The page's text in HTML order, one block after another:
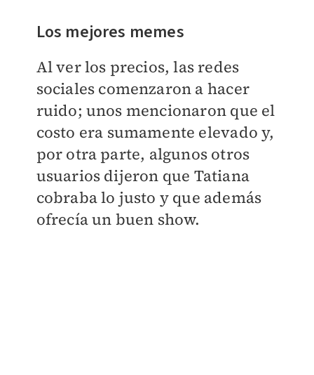
Los mejores memes
Al ver los precios, las redes
sociales comenzaron a hacer
ruido; unos mencionaron que el
costo era sumamente elevado y,
por otra parte, algunos otros
usuarios dijeron que Tatiana
cobraba lo justo y que además
ofrecía un buen show.